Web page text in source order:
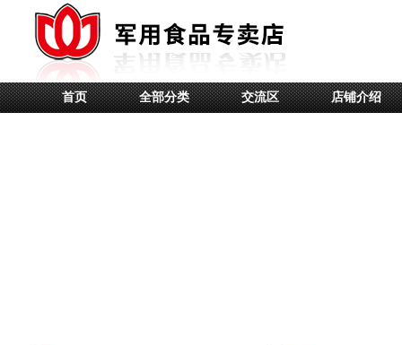
首页 全部分类 交流区 店铺介绍